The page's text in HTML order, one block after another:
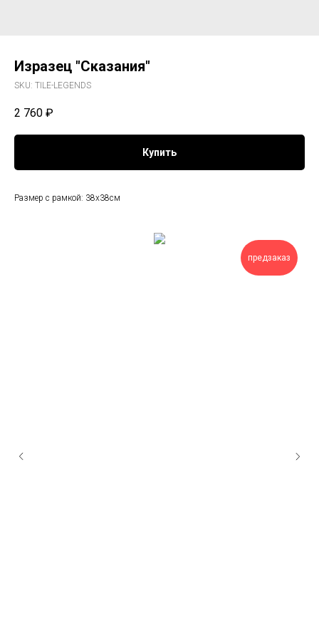
Изразец "Сказания"
SKU: TILE-LEGENDS
2 760 ₽
Купить
Размер с рамкой: 38х38см
предзаказ